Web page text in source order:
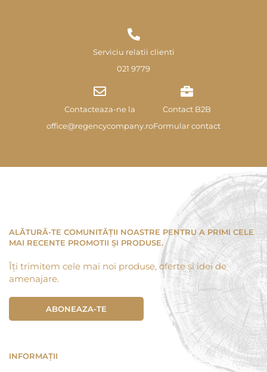
Serviciu relatii clienti
021 9779
Contacteaza-ne la
office@regencycompany.ro
Contact B2B
Formular contact
ALĂTURĂ-TE COMUNITĂȚII NOASTRE PENTRU A PRIMI CELE
MAI RECENTE PROMOTII ȘI PRODUSE.
Îți trimitem cele mai noi produse, oferte și idei de
amenajare.
ABONEAZA-TE
INFORMAȚII